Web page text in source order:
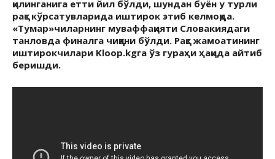
қилинганига етти йил бўлди, шундан буён у турли
рақс кўрсатувларида иштирок этиб келмоқда.
«Тумар»чиларнинг муваффақияти Словакиядаги
танловда финалга чиққани бўлди. Рақс жамоатининг
иштирокчилари Kloop.kgга ўз гураҳи ҳақида айтиб
беришди.